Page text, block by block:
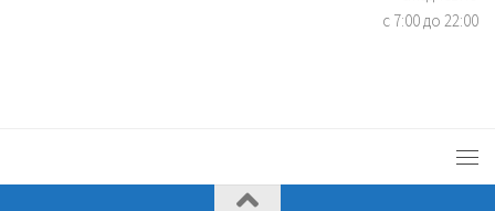
с 7:00 до 22:00